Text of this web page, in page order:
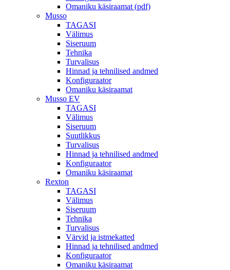
Omaniku käsiraamat (pdf)
Musso
TAGASI
Välimus
Siseruum
Tehnika
Turvalisus
Hinnad ja tehnilised andmed
Konfiguraator
Omaniku käsiraamat
Musso EV
TAGASI
Välimus
Siseruum
Suutlikkus
Turvalisus
Hinnad ja tehnilised andmed
Konfiguraator
Omaniku käsiraamat
Rexton
TAGASI
Välimus
Siseruum
Tehnika
Turvalisus
Värvid ja istmekatted
Hinnad ja tehnilised andmed
Konfiguraator
Omaniku käsiraamat